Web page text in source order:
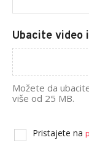
Ubacite video
Možete da
više od 25 MB.
Pristajete na